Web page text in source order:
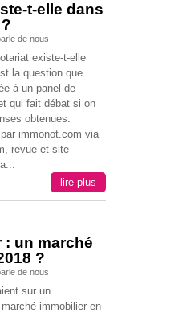
t-elle dans
de nous
existe-t-elle
la question que
à un panel de
qui fait débat si on
obtenues.
immonot.com via
revue et site
lire plus
: un marché
?
de nous
sur un
immobilier en